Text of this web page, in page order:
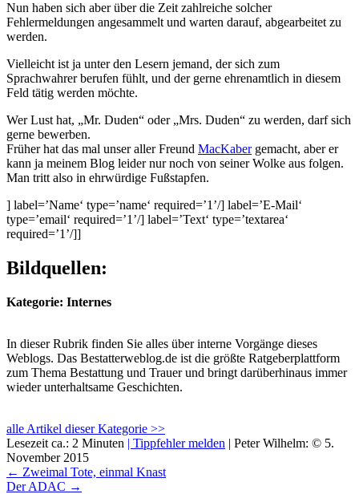
Nun haben sich aber über die Zeit zahlreiche solcher
Fehlermeldungen angesammelt und warten darauf, abgearbeitet zu
werden.
Vielleicht ist ja unter den Lesern jemand, der sich zum
Sprachwahrer berufen fühlt, und der gerne ehrenamtlich in diesem
Feld tätig werden möchte.
Wer Lust hat, „Mr. Duden“ oder „Mrs. Duden“ zu werden, darf sich
gerne bewerben.
Früher hat das mal unser aller Freund MacKabergemacht, aber er
kann ja meinem Blog leider nur noch von seiner Wolke aus folgen.
Man tritt also in ehrwürdige Fußstapfen.
] label=’Name‘ type=’name‘ required=’1’/] label=’E-Mail‘
type=’email‘ required=’1’/] label=’Text‘ type=’textarea‘
required=’1’/]]
Bildquellen:
Kategorie: Internes
In dieser Rubrik finden Sie alles über interne Vorgänge dieses
Weblogs. Das Bestatterweblog.de ist die größte Ratgeberplattform
zum Thema Bestattung und Trauer und bringt darüberhinaus immer
wieder unterhaltsame Geschichten.
alle Artikel dieser Kategorie >>
Lesezeit ca.: 2 Minuten | Tippfehler melden | Peter Wilhelm: © 5.
November 2015
← Zweimal Tote, einmal Knast
Der ADAC →